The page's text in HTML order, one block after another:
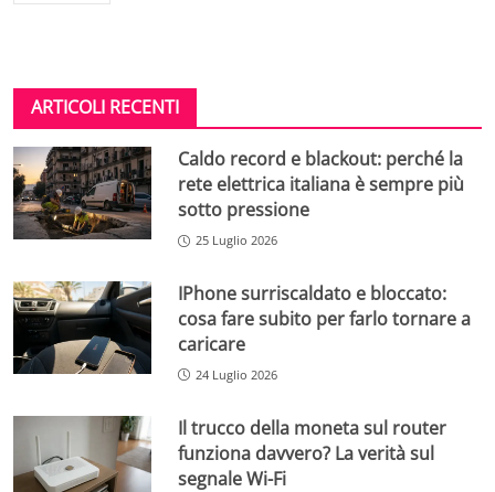
ARTICOLI RECENTI
Caldo record e blackout: perché la
rete elettrica italiana è sempre più
sotto pressione
25 Luglio 2026
IPhone surriscaldato e bloccato:
cosa fare subito per farlo tornare a
caricare
24 Luglio 2026
Il trucco della moneta sul router
funziona davvero? La verità sul
segnale Wi-Fi